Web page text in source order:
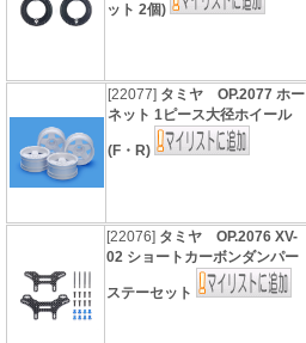
ット 2個)
[22077] タミヤ OP.2077 ホー
ネット 1ピース大径ホイール
(F・R)
[22076] タミヤ OP.2076 XV-
02 ショートカーボンダンパー
ステーセット